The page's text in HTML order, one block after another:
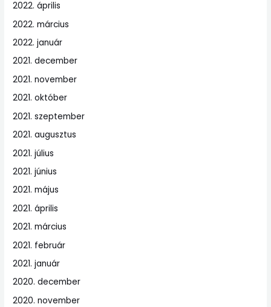
2022. április
2022. március
2022. január
2021. december
2021. november
2021. október
2021. szeptember
2021. augusztus
2021. július
2021. június
2021. május
2021. április
2021. március
2021. február
2021. január
2020. december
2020. november